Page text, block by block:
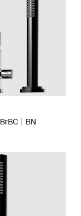
BrBC BN